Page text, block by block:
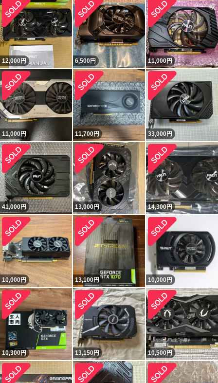
12,000円 6,500円 11,000円
11,000円 11,700円 33,000円
41,000円 13,000円 14,300円
10,000円 13,100円 10,000 円
10,300円 13,150円 10,500円